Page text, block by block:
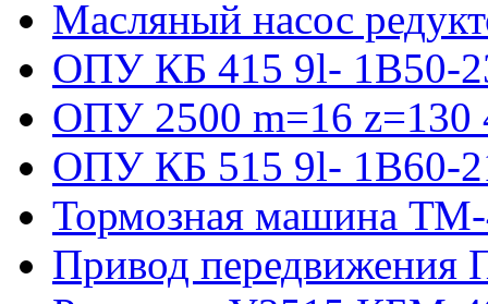
Масляный насос
ОПУ КБ 415 9l- 1B50-
ОПУ 2500 m=16 z=130
ОПУ КБ 515 9l- 1B60-
Тормозная машина
Привод передвижения